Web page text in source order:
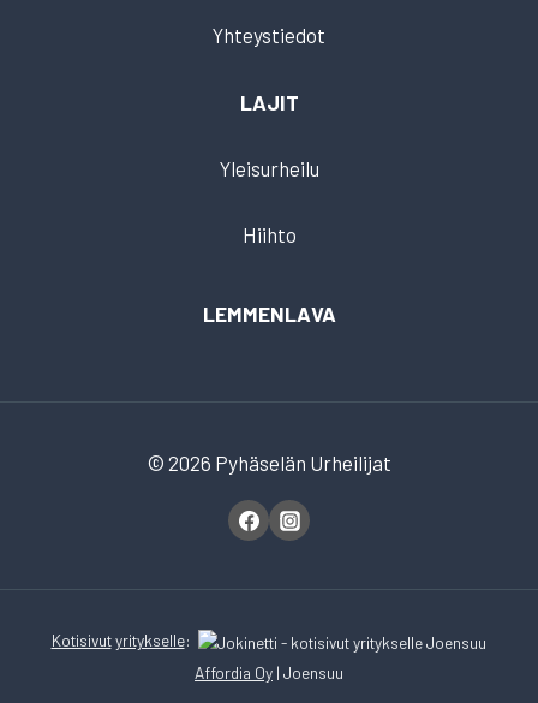
Yhteystiedot
LAJIT
Yleisurheilu
Hiihto
LEMMENLAVA
© 2026 Pyhäselän Urheilijat
Kotisivut yritykselle:
Affordia Oy | Joensuu